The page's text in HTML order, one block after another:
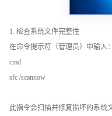
1. 检查系统文件完整性
在命令提示符（管理员）中输入：
cmd
sfc /scannow
此指令会扫描并修复损坏的系统